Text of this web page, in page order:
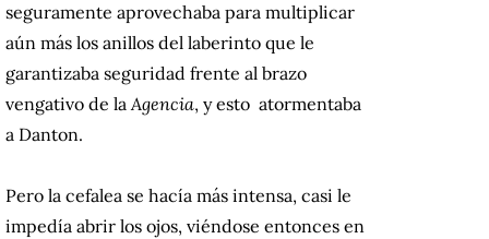
seguramente aprovechaba para multiplicar
aún más los anillos del laberinto que le
garantizaba seguridad frente al brazo
vengativo de laAgencia, y esto atormentaba
a Danton.
Pero la cefalea se hacía más intensa, casi le
impedía abrir los ojos, viéndose entonces en